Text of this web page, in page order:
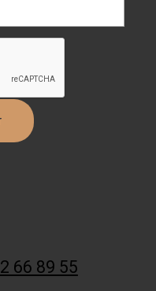
66 89 55